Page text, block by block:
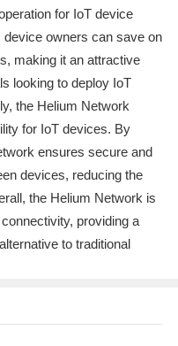
for IoT device
owners can save on
making it an attractive
looking to deploy IoT
the Helium Network
for IoT devices. By
ensures secure and
devices, reducing the
the Helium Network is
providing a
to traditional